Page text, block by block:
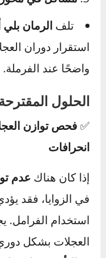
السرعات العالية.
اهتزاز عام في
الفرامل.
أثناء الضغط عليها.
الأسباب
الفرملة
عدم استواء سطح
مع مرور الوقت،
للتآكل أو التموجبسبب